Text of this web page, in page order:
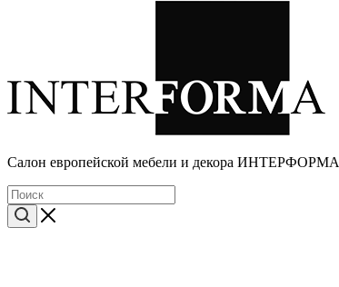
Cалон европейской мебели и декора ИНТЕРФОРМА